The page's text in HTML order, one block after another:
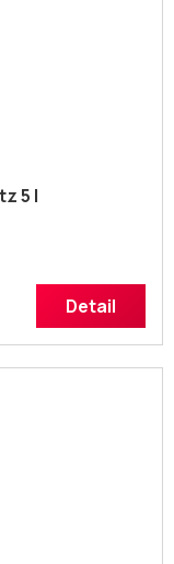
5 l
Detail